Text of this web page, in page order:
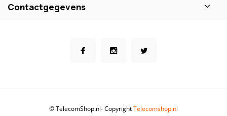
Contactgegevens
© TelecomShop.nl- CopyrightTelecomshop.nl